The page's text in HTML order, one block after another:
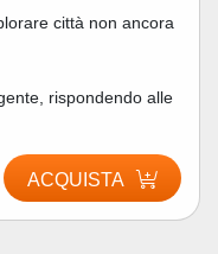
città non ancora
rispondendo alle
ACQUISTA